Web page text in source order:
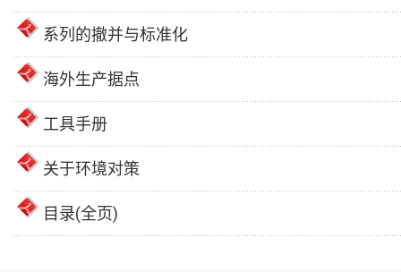
系列的撤并与标准化
海外生产据点
工具手册
关于环境对策
目录(全页)